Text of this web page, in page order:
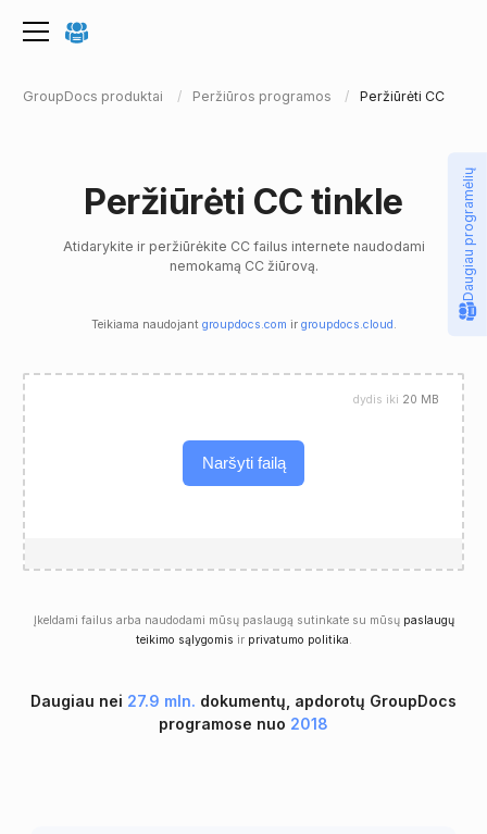
GroupDocs produktai Peržiūros programos Peržiūrėti CC
Peržiūrėti CC tinkle
Atidarykite ir peržiūrėkite CC failus internete naudodami
nemokamą CC žiūrovą.
Teikiama naudojant groupdocs.com ir groupdocs.cloud .
Naršyti failą
dydis iki 20 MB
Įkeldami failus arba naudodami mūsų paslaugą sutinkate su mūsų paslaugų
teikimo sąlygomis ir privatumo politika.
Daugiau nei 27.9 mln. dokumentų, apdorotų GroupDocs
programose nuo 2018
Daugiau programėlių